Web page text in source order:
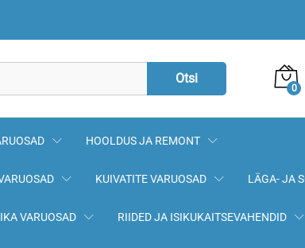
Otsi
0
HOOLDUS JA REMONT
KUIVATITE VARUOSAD LÄGA- JA
VARUOSAD RIIDED JA ISIKUKAITSEVAHENDID